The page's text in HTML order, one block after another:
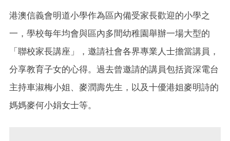
港澳信義會明道小學作為區內備受家長歡迎的小學之
一，學校每年均會與區內多間幼稚園舉辦一場大型的
「聯校家長講座」，邀請社會各界專業人士擔當講員，
分享教育子女的心得。過去曾邀請的講員包括資深電台
主持車淑梅小姐、麥潤壽先生，以及十優港姐麥明詩的
媽媽麥何小娟女士等。